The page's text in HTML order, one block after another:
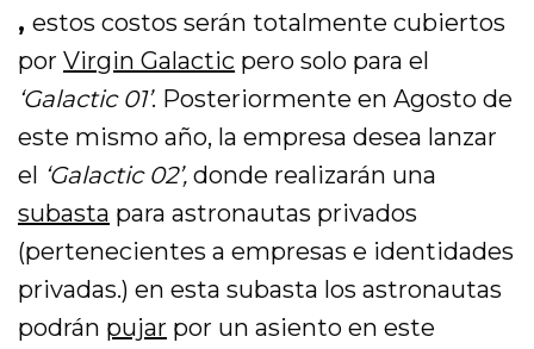
,estos costos serán totalmente cubiertos
porVirgin Galactic pero solo para el
‘Galactic 01’. Posteriormente en Agosto de
este mismo año, la empresa desea lanzar
el ‘Galactic 02’,donde realizarán una
subasta para astronautas privados
(pertenecientes a empresas e identidades
privadas.) en esta subasta los astronautas
podrán pujar por un asiento en este